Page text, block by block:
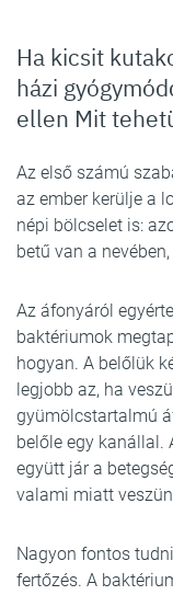
Ha kicsit
házi
ellen Mit
Az első számú
az ember kerülje a
népi bölcselet is:
betű van a
Az áfonyáról
baktériumok
hogyan. A belőlük
legjobb az, ha
gyümölcstartalmú
belőle egy kanállal.
együtt jár a
valami miatt
Nagyon fontos
fertőzés. A